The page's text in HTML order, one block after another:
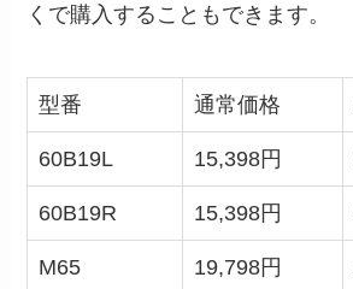
くで購入することもできます。
型番 通常価格
60B19L 15,398円
60B19R 15,398円
M65 19,798円